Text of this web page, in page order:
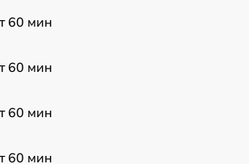
60 мин
60 мин
60 мин
60 мин